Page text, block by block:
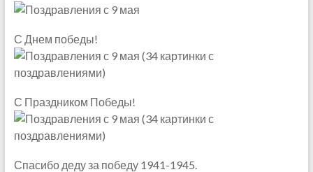
С Днем победы!
С Праздником Победы!
Спасибо деду за победу 1941-1945.